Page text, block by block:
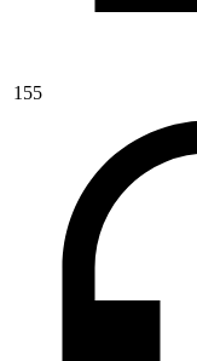
155